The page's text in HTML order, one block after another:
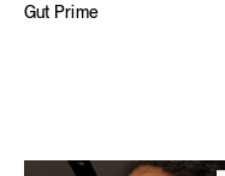
Gut Prime